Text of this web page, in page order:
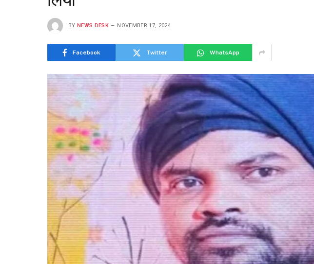
BY NEWS DESK NOVEMBER 17, 2024
Facebook Twitter WhatsApp